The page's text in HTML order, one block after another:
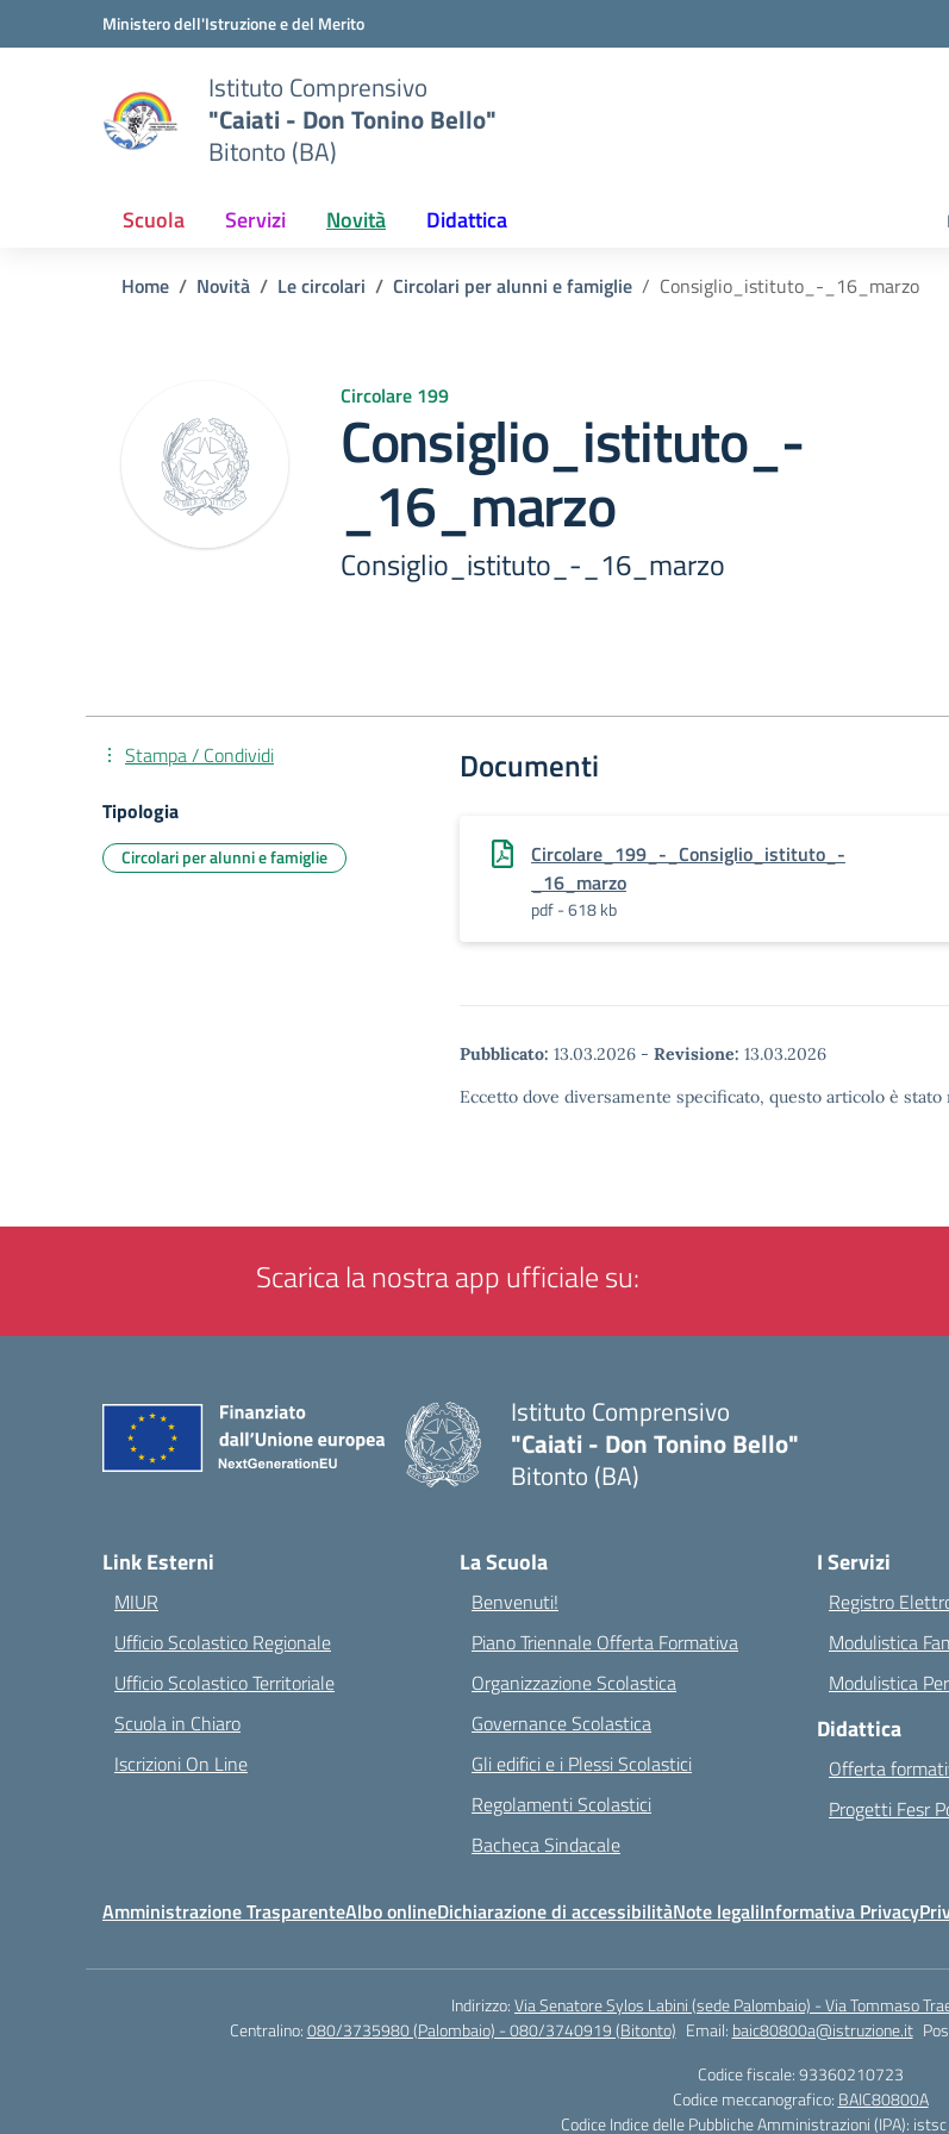
Vai ai contenuti
Vai al menu di navigazioneMinistero dell'Istruzione e del Merito
Istituto Comprensivo
"Caiati - Don Tonino Bello"
Bitonto (BA)
Scuola Servizi Novità Didattica
Home Novità Le circolari Circolari per alunni e famiglie Consiglio_istituto_-_16_marzo
Circolare 199
Consiglio_istituto_-
_16_marzo
Consiglio_istituto_-_16_marzo
Documenti
Circolare_199_-_Consiglio_istituto_-
_16_marzo
pdf - 618 kb
Pubblicato: 13.03.2026 - Revisione: 13.03.2026
Eccetto dove diversamente specificato, questo articolo è
Stampa / Condividi
Tipologia
Circolari per alunni e famiglie
Scarica la nostra app ufficiale su:
Istituto Comprensivo
"Caiati - Don Tonino Bello"
Bitonto (BA)
Link Esterni
MIUR
Ufficio Scolastico Regionale
Ufficio Scolastico Territoriale
Scuola in Chiaro
Iscrizioni On Line
La Scuola
Benvenuti!
Piano Triennale Offerta Formativa
Organizzazione Scolastica
Governance Scolastica
Gli edifici e i Plessi Scolastici
Regolamenti Scolastici
Bacheca Sindacale
I Servizi
Registro
Modulistica
Modulistica
Didattica
Offerta
Progetti Fesr
Amministrazione TrasparenteAlbo onlineDichiarazione di accessibilitàNote legaliInformativa Privacy
Indirizzo:Via Senatore Sylos Labini (sede Palombaio) - Via Tommaso
Centralino:080/3735980 (Palombaio) - 080/3740919 (Bitonto) Email: baic80800a@istruzione.it
Codice fiscale: 93360210723
Codice meccanografico: BAIC80800A
Codice Indice delle Pubbliche Amministrazioni (IPA):